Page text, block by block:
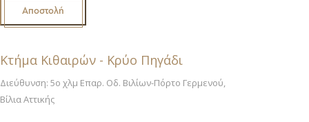
Αποστολή
Κτήμα Κιθαιρών - Κρύο Πηγάδι
Διεύθυνση: 5ο χλμ Επαρ. Οδ. Βιλίων-Πόρτο Γερμενού,
Βίλια Αττικής